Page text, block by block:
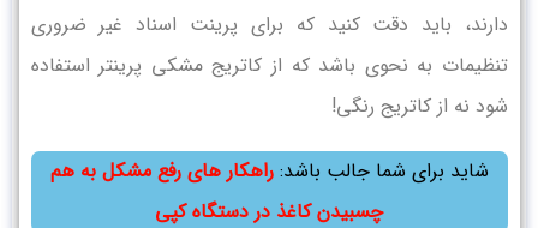
دارند، باید دقت کنید که برای پرینت اسناد غیر ضروری
تنظیمات به نحوی باشد که از کاتریج مشکی پرینتر استفاده
شود نه از کاتریج رنگی!
شاید برای شما جالب باشد: راهکار های رفع مشکل به هم
چسبیدن کاغذ در دستگاه کپی